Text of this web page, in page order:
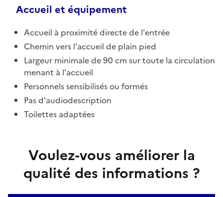
Accueil et équipement
Accueil à proximité directe de l'entrée
Chemin vers l'accueil de plain pied
Largeur minimale de 90 cm sur toute la circulation
menant à l'accueil
Personnels sensibilisés ou formés
Pas d'audiodescription
Toilettes adaptées
Voulez-vous améliorer la
qualité des informations ?